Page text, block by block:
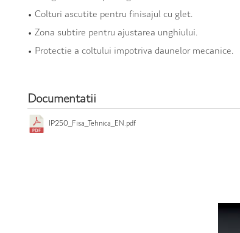
• Colturi ascutite pentru finisajul cu glet.
• Zona subtire pentru ajustarea unghiului.
• Protectie a coltului impotriva daunelor mecanice.
Documentatii
IP250_Fisa_Tehnica_EN.pdf